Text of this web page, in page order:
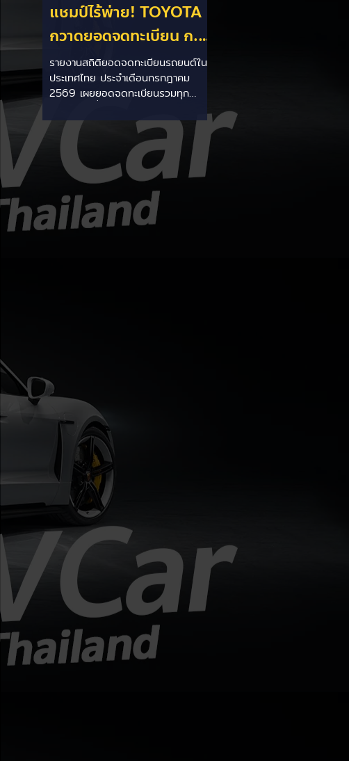
แชมป์ไร้พ่าย! TOYOTA
กวาดยอดจดทะเบียน ก.ค.
69 เฉียด 2 หมื่นคัน ครอง
แชมป์อันดับ 1 ในไทย
รายงานสถิติยอดจดทะเบียนรถยนต์ใน
ประเทศไทย ประจำเดือนกรกฎาคม
2569 เผยยอดจดทะเบียนรวมทุก
ใหญ่สัญชาติญี่ปุ่นอย่าง TOYOTA ยัง
คงสร้างผลงานได้อย่างยอดเยี่ยม ด้วย
ยอดจดทะเบียนรวมแบรนด์สูงถึง
19,564 คัน ครองส่วนแบ่งตลาด
อันดับ 1 ของประเทศได้อย่างมั่นคงและ
ทิ้งห่างคู่แข่งอย่างขาดลอย รายละเอียด
จากสถิติ: - ภาพรวมแบรนด์: TOYOTA
คว้าอันดับ 1 ยอดจดทะเบียนรวมทุก